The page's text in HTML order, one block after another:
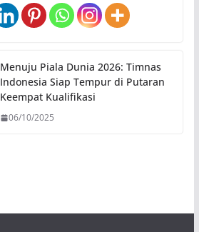
Menuju Piala Dunia 2026: Timnas
Indonesia Siap Tempur di Putaran
Keempat Kualifikasi
06/10/2025